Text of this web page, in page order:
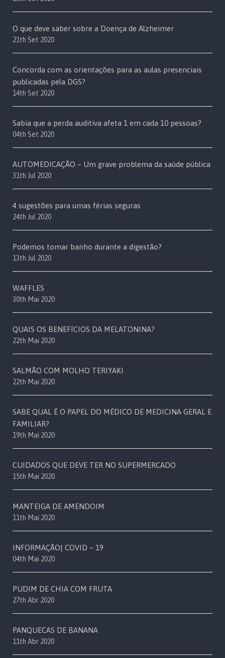
O que deve saber sobre a Doença de Alzheimer
21th Set 2020
Concorda com as orientações para as aulas presenciais
publicadas pela DGS?
14th Set 2020
Sabia que a perda auditiva afeta 1 em cada 10 pessoas?
04th Set 2020
AUTOMEDICAÇÃO – Um grave problema da saúde pública
31th Jul 2020
4 sugestões para umas férias seguras
24th Jul 2020
Podemos tomar banho durante a digestão?
13th Jul 2020
WAFFLES
30th Mai 2020
QUAIS OS BENEFÍCIOS DA MELATONINA?
22th Mai 2020
SALMÃO COM MOLHO TERIYAKI
22th Mai 2020
SABE QUAL É O PAPEL DO MÉDICO DE MEDICINA GERAL E
FAMILIAR?
19th Mai 2020
CUIDADOS QUE DEVE TER NO SUPERMERCADO
15th Mai 2020
MANTEIGA DE AMENDOIM
11th Mai 2020
INFORMAÇÃO| COVID – 19
04th Mai 2020
PUDIM DE CHIA COM FRUTA
27th Abr 2020
PANQUECAS DE BANANA
11th Abr 2020